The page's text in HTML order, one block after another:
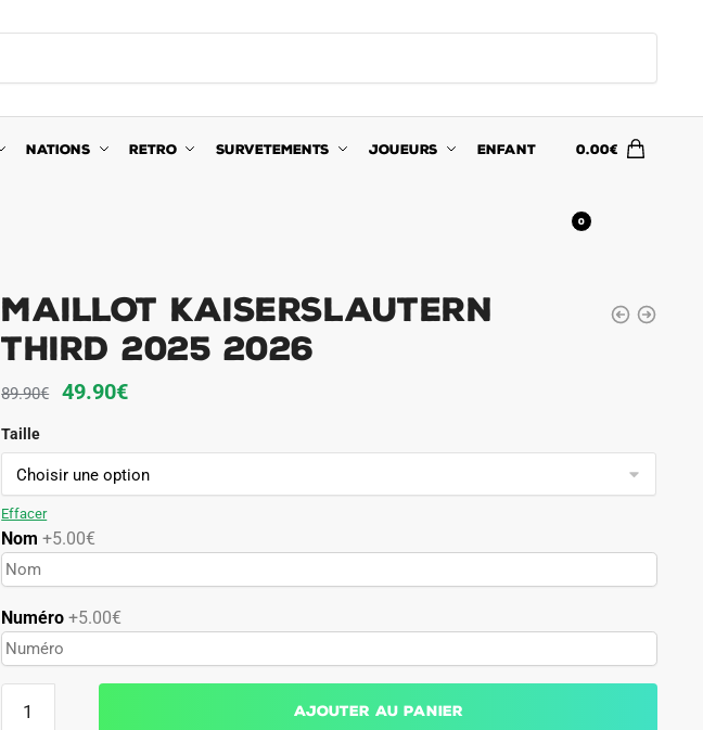
NATIONS RETRO SURVETEMENTS JOUEURS ENFANT 0.00€
0
Maillot Kaiserslautern
Third 2025 2026
89.90€
Le
initial
était :
49.90€Le
actuel
est :
Taille
Effacer
Nom +5.00€
Numéro+5.00€
Ajouter au panier